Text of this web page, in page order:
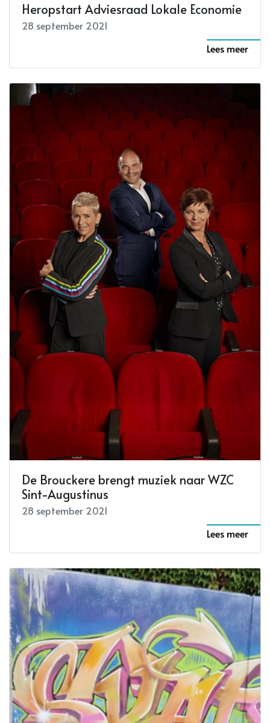
Heropstart Adviesraad Lokale Economie
28 september 2021
Lees meer
De Brouckere brengt muziek naar WZC
Sint-Augustinus
28 september 2021
Lees meer